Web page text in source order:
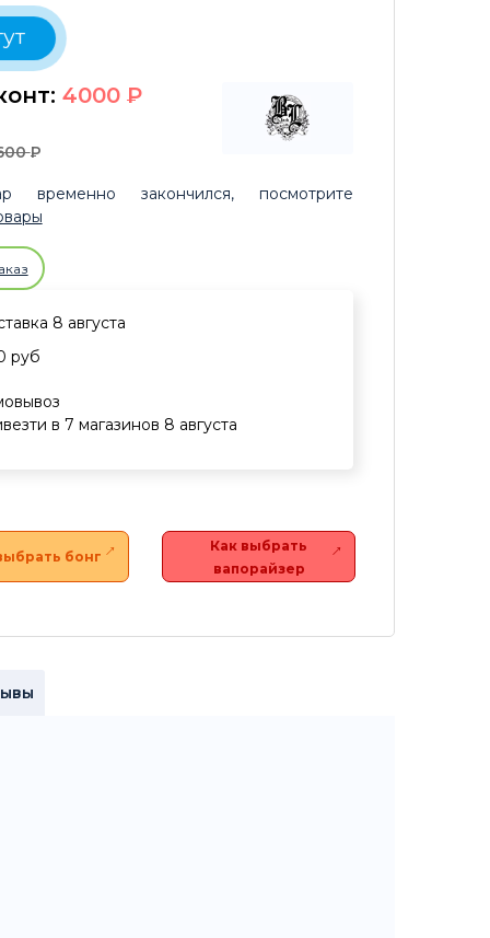
4000 P
P
временно закончился, посмотрите
8 августа
руб
в 7 магазинов 8 августа
бонг
Как выбрать
вапорайзер